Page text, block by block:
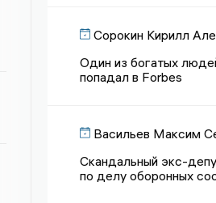
Сорокин Кирилл
Один из богатых
попадал в Forbes
Васильев Максим
Скандальный экс-
по делу оборонных